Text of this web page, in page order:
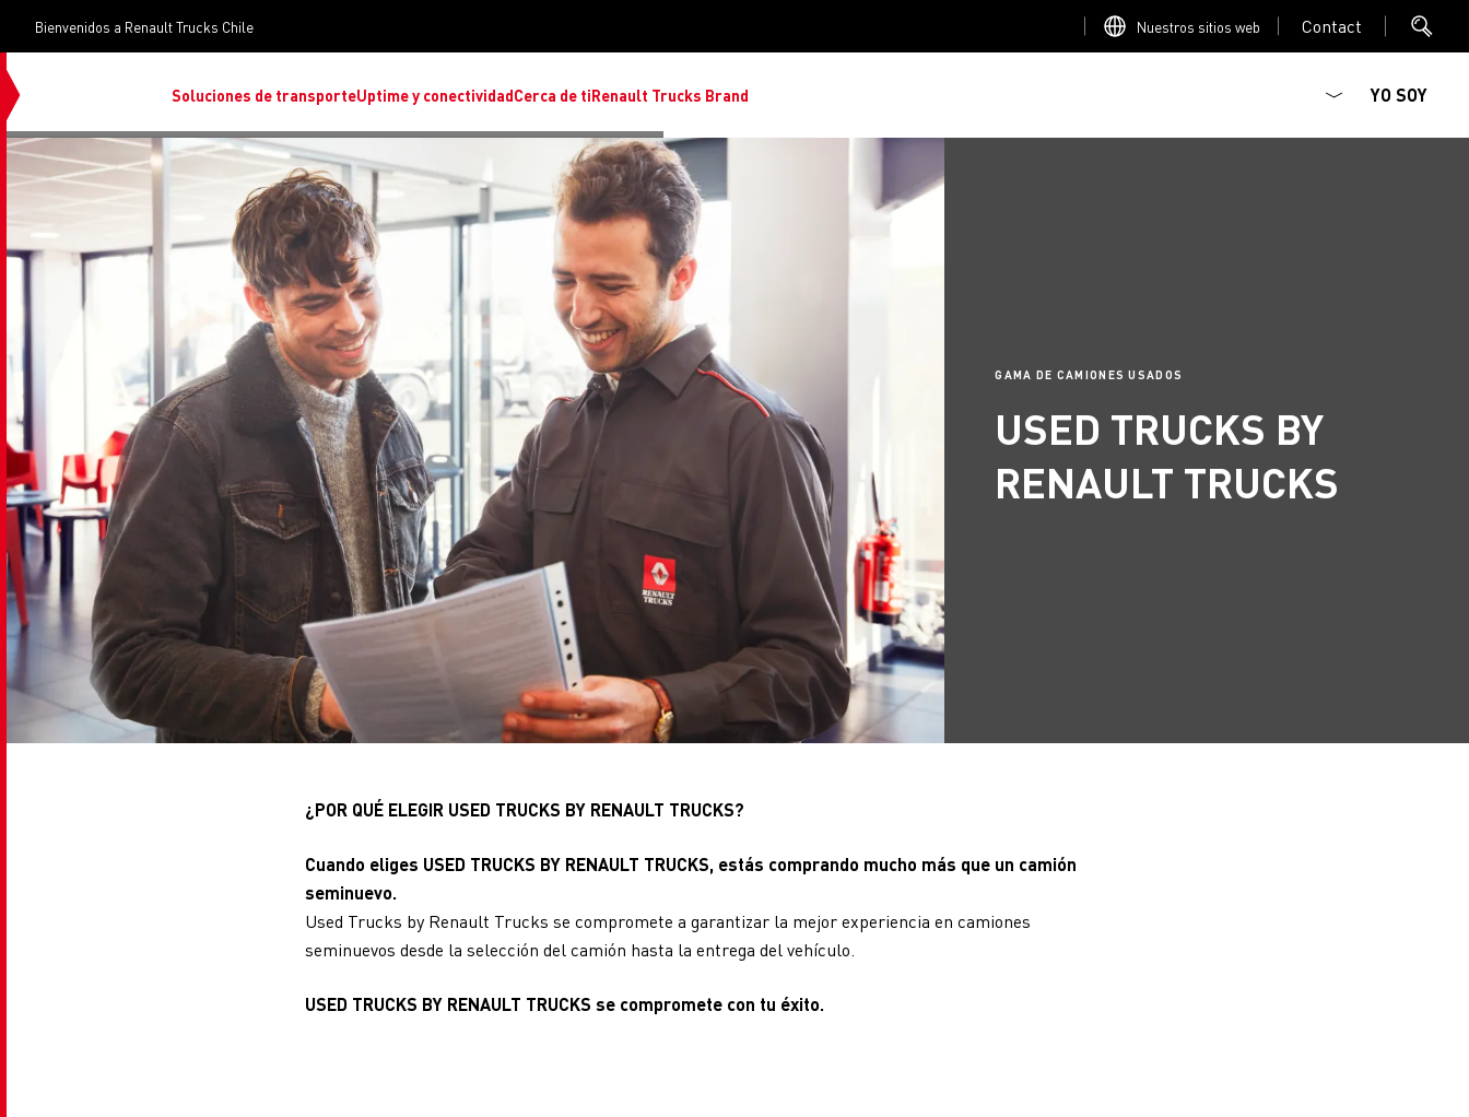
Bienvenidos a Renault Trucks Chile Nuestros sitios web Contact
Soluciones de transporteUptime y conectividadCerca de tiRenault Trucks Brand YO SOY
GAMA DE CAMIONES USADOS
USED TRUCKS BY
RENAULT TRUCKS
¿POR QUÉ ELEGIR USED TRUCKS BY RENAULT TRUCKS?
Cuando eliges USED TRUCKS BY RENAULT TRUCKS, estás comprando mucho más que un camión
seminuevo.
Used Trucks by Renault Trucks se compromete a garantizar la mejor experiencia en camiones
seminuevos desde la selección del camión hasta la entrega del vehículo.
USED TRUCKS BY RENAULT TRUCKS se compromete con tu éxito.